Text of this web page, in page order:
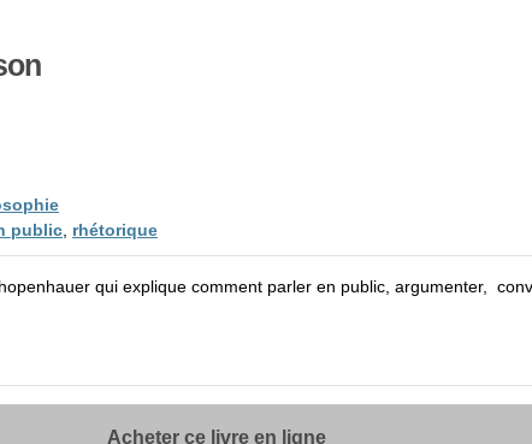
public rhétorique
qui explique comment parler en public, argumenter,
Acheter ce livre en ligne